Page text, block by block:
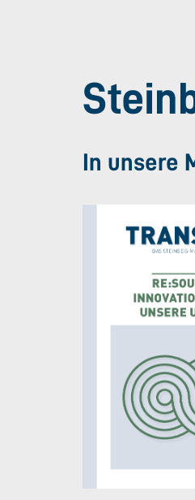
In unsere